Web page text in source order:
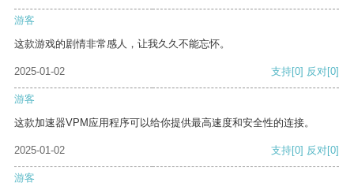
游客
这款游戏的剧情非常感人，让我久久不能忘怀。
2025-01-02 支持[0] 反对[0]
游客
这款加速器VPM应用程序可以给你提供最高速度和安全性的连接。
2025-01-02 支持[0] 反对[0]
游客